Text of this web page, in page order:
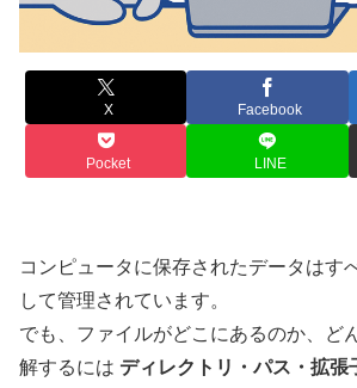
X Facebook
Pocket LINE
コンピュータに保存されたデータはす
して管理されています。
でも、ファイルがどこにあるのか、ど
解するには ディレクトリ・パス・拡張